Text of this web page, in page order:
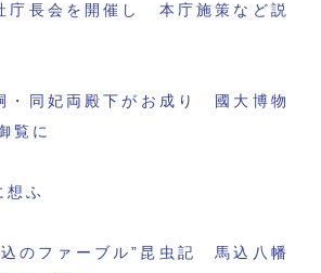
庁長会を開催し 本庁施策など説
・同妃両殿下がお成り 國大博物
覧に
想ふ
のファーブル”昆虫記 馬込八幡